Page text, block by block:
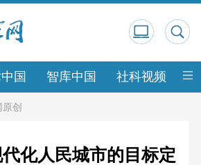
国 智库中国 社科视频 中
创
化人民城市的目标定